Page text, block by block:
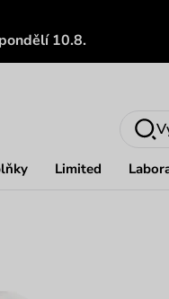
10.8.
Limited